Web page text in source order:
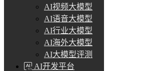
AI视频大模型
AI语音大模型
AI行业大模型
AI海外大模型
AI大模型评测
AI开发平台